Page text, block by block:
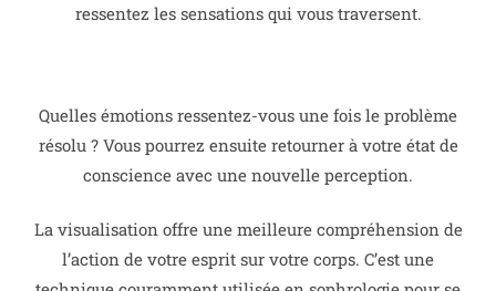
ressentez les sensations qui vous traversent.
Quelles émotions ressentez-vous une fois le problème
résolu ? Vous pourrez ensuite retourner à votre état de
conscience avec une nouvelle perception.
La visualisation offre une meilleure compréhension de
l’action de votre esprit sur votre corps. C’est une